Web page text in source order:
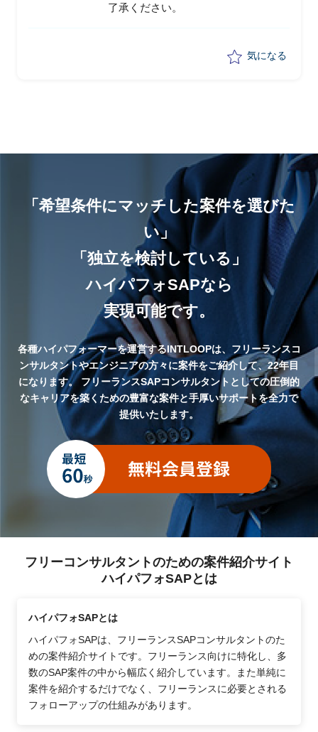
了承ください。
気になる
「希望条件にマッチした案件を選びた
い」
「独立を検討している」
ハイパフォSAPなら
実現可能です。
各種ハイパフォーマーを運営するINTLOOPは、フリーランスコ
ンサルタントやエンジニアの方々に案件をご紹介して、22年目
になります。フリーランスSAPコンサルタントとしての圧倒的
なキャリアを築くための豊富な案件と手厚いサポートを全力で
提供いたします。
フリーコンサルタントのための案件紹介サイト
ハイパフォSAPとは
ハイパフォSAPとは
ハイパフォSAPは、フリーランスSAPコンサルタントのた
めの案件紹介サイトです。フリーランス向けに特化し、多
数のSAP案件の中から幅広く紹介しています。また単純に
案件を紹介するだけでなく、フリーランスに必要とされる
フォローアップの仕組みがあります。